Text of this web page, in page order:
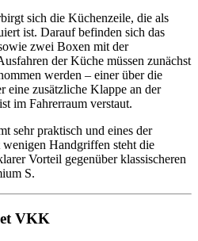
sich die Küchenzeile, die als
ist. Darauf befinden sich das
zwei Boxen mit der
der Küche müssen zunächst
werden – einer über die
eine zusätzliche Klappe an der
im Fahrerraum verstaut.
sehr praktisch und eines der
Handgriffen steht die
Vorteil gegenüber klassischeren
S.
VKK